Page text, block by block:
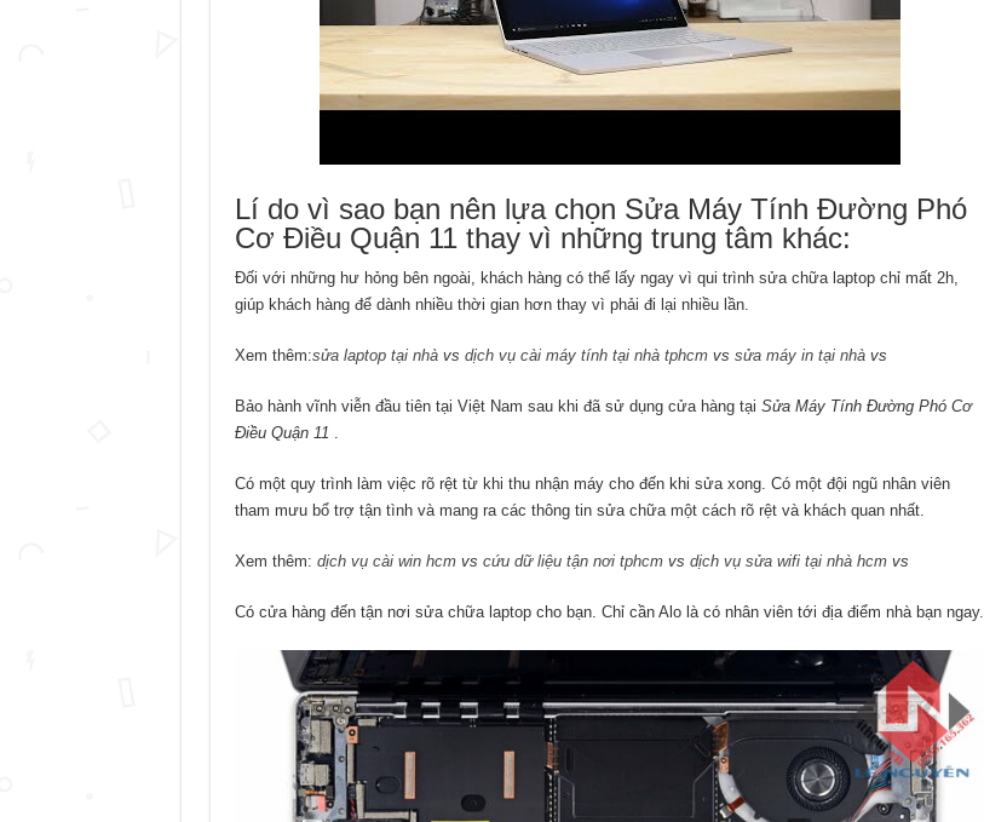
Lí do vì sao bạn nên lựa chọn Sửa Máy Tính Đường Phó
Cơ Điều Quận 11 thay vì những trung tâm khác:
Đối với những hư hỏng bên ngoài, khách hàng có thể lấy ngay vì qui trình sửa chữa laptop chỉ mất 2h,
giúp khách hàng để dành nhiều thời gian hơn thay vì phải đi lại nhiều lần.
Xem thêm:sửa laptop tại nhàvs dịch vụ cài máy tính tại nhà tphcmvs sửa máy in tại nhàvs
Bảo hành vĩnh viễn đầu tiên tại Việt Nam sau khi đã sử dụng cửa hàng tại Sửa Máy Tính Đường Phó Cơ
Điều Quận 11 .
Có một quy trình làm việc rõ rệt từ khi thu nhận máy cho đến khi sửa xong. Có một đội ngũ nhân viên
tham mưu bổ trợ tận tình và mang ra các thông tin sửa chữa một cách rõ rệt và khách quan nhất.
Xem thêm: dịch vụ cài win hcmvs cứu dữ liệu tận nơi tphcmvs dịch vụ sửa wifi tại nhà hcmvs
Có cửa hàng đến tận nơi sửa chữa laptop cho bạn. Chỉ cần Alo là có nhân viên tới địa điểm nhà bạn ngay.